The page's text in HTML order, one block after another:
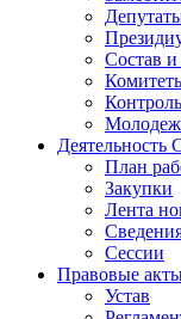
Состав и
Деятельность
План
Закупки
Лента
Сессии
Правовые
Устав